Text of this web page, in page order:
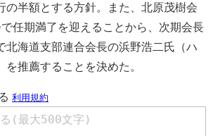
の半額とする方針。また、北原茂樹会
任期満了を迎えることから、次期会長
北海道支部連合会長の浜野浩二氏（ハ
を推薦することを決めた。